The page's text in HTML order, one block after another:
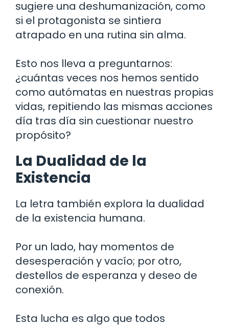
sugiere una deshumanización, como
si el protagonista se sintiera
atrapado en una rutina sin alma.
Esto nos lleva a preguntarnos:
¿cuántas veces nos hemos sentido
como autómatas en nuestras propias
vidas, repitiendo las mismas acciones
día tras día sin cuestionar nuestro
propósito?
La Dualidad de la
Existencia
La letra también explora la dualidad
de la existencia humana.
Por un lado, hay momentos de
desesperación y vacío; por otro,
destellos de esperanza y deseo de
conexión.
Esta lucha es algo que todos